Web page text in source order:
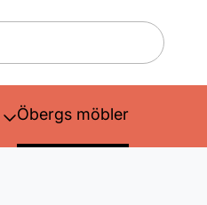
Öbergs möbler